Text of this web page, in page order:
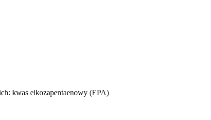
kwas eikozapentaenowy (EPA)